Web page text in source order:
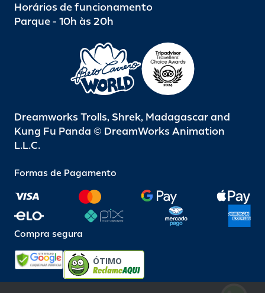
Horários de funcionamento
Parque - 10h às 20h
Dreamworks Trolls, Shrek, Madagascar and
Kung Fu Panda © DreamWorks Animation
L.L.C.
Formas de Pagamento
Compra segura
ÓTIMO